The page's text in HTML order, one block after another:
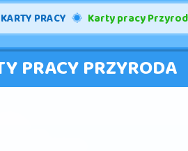
KARTY PRACY Karty pracy
PRACY PRZYRODA